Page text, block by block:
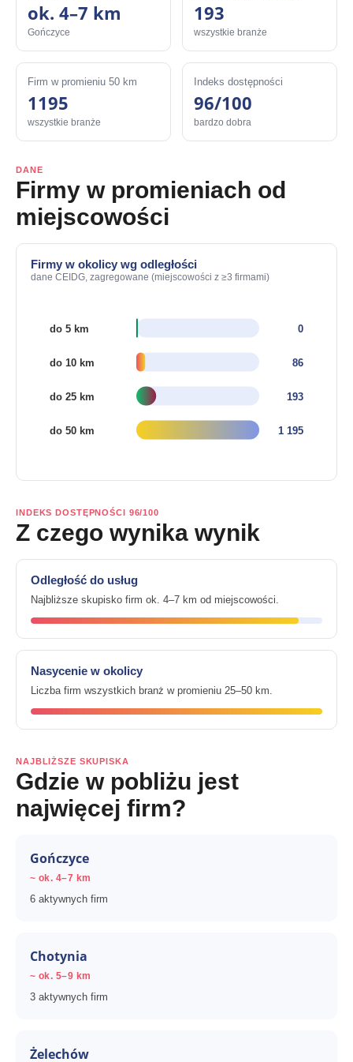
ok. 4–7 km
Gończyce
193
wszystkie branże
Firm w promieniu 50 km
1195
wszystkie branże
Indeks dostępności
96/100
bardzo dobra
DANE
Firmy w promieniach od
miejscowości
Firmy w okolicy wg odległości
dane CEIDG, zagregowane (miejscowości z ≥3 firmami)
INDEKS DOSTĘPNOŚCI 96/100
Z czego wynika wynik
Odległość do usług
Najbliższe skupisko firm ok. 4–7 km od miejscowości.
Nasycenie w okolicy
Liczba firm wszystkich branż w promieniu 25–50 km.
NAJBLIŻSZE SKUPISKA
Gdzie w pobliżu jest
najwięcej firm?
Gończyce
~ ok. 4–7 km
6 aktywnych firm
Chotynia
~ ok. 5–9 km
3 aktywnych firm
Żelechów